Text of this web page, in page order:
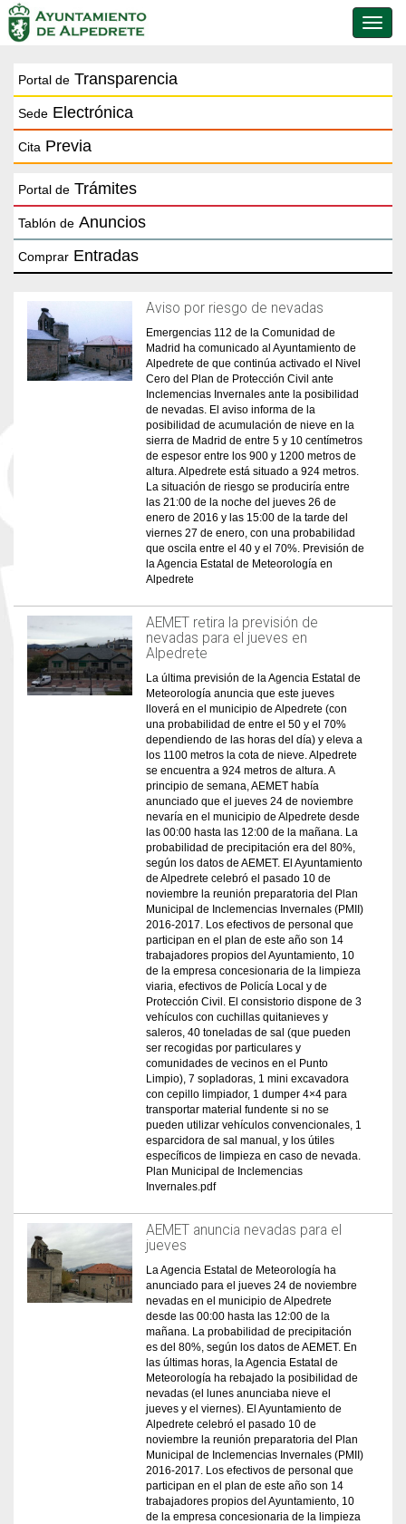
de
Portal de Transparencia
Sede Electrónica
Cita Previa
Portal de Trámites
Tablón de Anuncios
Comprar Entradas
Aviso por riesgo de nevadas
Emergencias 112 de la Comunidad de
Madrid ha comunicado al Ayuntamiento de
Alpedrete de que continúa activado el Nivel
Cero del Plan de Protección Civil ante
Inclemencias Invernales ante la posibilidad
de nevadas. El aviso informa de la
posibilidad de acumulación de nieve en la
sierra de Madrid de entre 5 y 10 centímetros
de espesor entre los 900 y 1200 metros de
altura. Alpedrete está situado a 924 metros.
La situación de riesgo se produciría entre
las 21:00 de la noche del jueves 26 de
enero de 2016 y las 15:00 de la tarde del
viernes 27 de enero, con una probabilidad
que oscila entre el 40 y el 70%. Previsión de
la Agencia Estatal de Meteorología en
Alpedrete
AEMET retira la previsión de
nevadas para el jueves en
Alpedrete
La última previsión de la Agencia Estatal de
Meteorología anuncia que este jueves
lloverá en el municipio de Alpedrete (con
una probabilidad de entre el 50 y el 70%
dependiendo de las horas del día) y eleva a
los 1100 metros la cota de nieve. Alpedrete
se encuentra a 924 metros de altura. A
principio de semana, AEMET había
anunciado que el jueves 24 de noviembre
nevaría en el municipio de Alpedrete desde
las 00:00 hasta las 12:00 de la mañana. La
probabilidad de precipitación era del 80%,
según los datos de AEMET. El Ayuntamiento
de Alpedrete celebró el pasado 10 de
noviembre la reunión preparatoria del Plan
Municipal de Inclemencias Invernales (PMII)
2016-2017. Los efectivos de personal que
participan en el plan de este año son 14
trabajadores propios del Ayuntamiento, 10
de la empresa concesionaria de la limpieza
viaria, efectivos de Policía Local y de
Protección Civil. El consistorio dispone de 3
vehículos con cuchillas quitanieves y
saleros, 40 toneladas de sal (que pueden
ser recogidas por particulares y
comunidades de vecinos en el Punto
Limpio), 7 sopladoras, 1 mini excavadora
con cepillo limpiador, 1 dumper 4×4 para
transportar material fundente si no se
pueden utilizar vehículos convencionales, 1
esparcidora de sal manual, y los útiles
específicos de limpieza en caso de nevada.
Plan Municipal de Inclemencias
Invernales.pdf
AEMET anuncia nevadas para el
jueves
La Agencia Estatal de Meteorología ha
anunciado para el jueves 24 de noviembre
nevadas en el municipio de Alpedrete
desde las 00:00 hasta las 12:00 de la
mañana. La probabilidad de precipitación
es del 80%, según los datos de AEMET. En
las últimas horas, la Agencia Estatal de
Meteorología ha rebajado la posibilidad de
nevadas (el lunes anunciaba nieve el
jueves y el viernes). El Ayuntamiento de
Alpedrete celebró el pasado 10 de
noviembre la reunión preparatoria del Plan
Municipal de Inclemencias Invernales (PMII)
2016-2017. Los efectivos de personal que
participan en el plan de este año son 14
trabajadores propios del Ayuntamiento, 10
de la empresa concesionaria de la limpieza